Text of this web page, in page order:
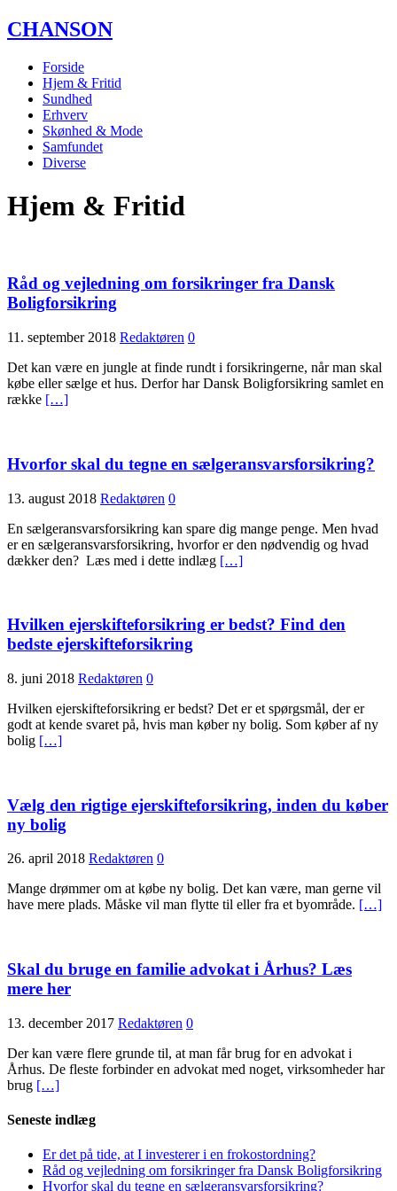
CHANSON
Forside
Hjem & Fritid
Sundhed
Erhverv
Skønhed & Mode
Samfundet
Diverse
Hjem & Fritid
Råd og vejledning om forsikringer fra Dansk
Boligforsikring
11. september 2018 Redaktøren 0
Det kan være en jungle at finde rundt i forsikringerne, når man skal
købe eller sælge et hus. Derfor har Dansk Boligforsikring samlet en
række […]
Hvorfor skal du tegne en sælgeransvarsforsikring?
13. august 2018 Redaktøren 0
En sælgeransvarsforsikring kan spare dig mange penge. Men hvad
er en sælgeransvarsforsikring, hvorfor er den nødvendig og hvad
dækker den? Læs med i dette indlæg […]
Hvilken ejerskifteforsikring er bedst? Find den
bedste ejerskifteforsikring
8. juni 2018 Redaktøren 0
Hvilken ejerskifteforsikring er bedst? Det er et spørgsmål, der er
godt at kende svaret på, hvis man køber ny bolig. Som køber af ny
bolig […]
Vælg den rigtige ejerskifteforsikring, inden du køber
ny bolig
26. april 2018 Redaktøren 0
Mange drømmer om at købe ny bolig. Det kan være, man gerne vil
have mere plads. Måske vil man flytte til eller fra et byområde. […]
Skal du bruge en familie advokat i Århus? Læs
mere her
13. december 2017 Redaktøren 0
Der kan være flere grunde til, at man får brug for en advokat i
Århus. De fleste forbinder en advokat med noget, virksomheder har
brug […]
Seneste indlæg
Er det på tide, at I investerer i en frokostordning?
Råd og vejledning om forsikringer fra Dansk Boligforsikring
Hvorfor skal du tegne en sælgeransvarsforsikring?